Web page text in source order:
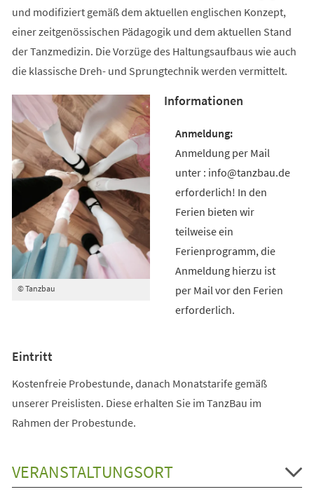
und modifiziert gemäß dem aktuellen englischen Konzept,
einer zeitgenössischen Pädagogik und dem aktuellen Stand
der Tanzmedizin. Die Vorzüge des Haltungsaufbaus wie auch
die klassische Dreh- und Sprungtechnik werden vermittelt.
© Tanzbau
Informationen
Anmeldung per Mail
unter : info@tanzbau.de
erforderlich! In den
Ferien bieten wir
teilweise ein
Ferienprogramm, die
Anmeldung hierzu ist
per Mail vor den Ferien
erforderlich.
Eintritt
Kostenfreie Probestunde, danach Monatstarife gemäß
unserer Preislisten. Diese erhalten Sie im TanzBau im
Rahmen der Probestunde.
VERANSTALTUNGSORT